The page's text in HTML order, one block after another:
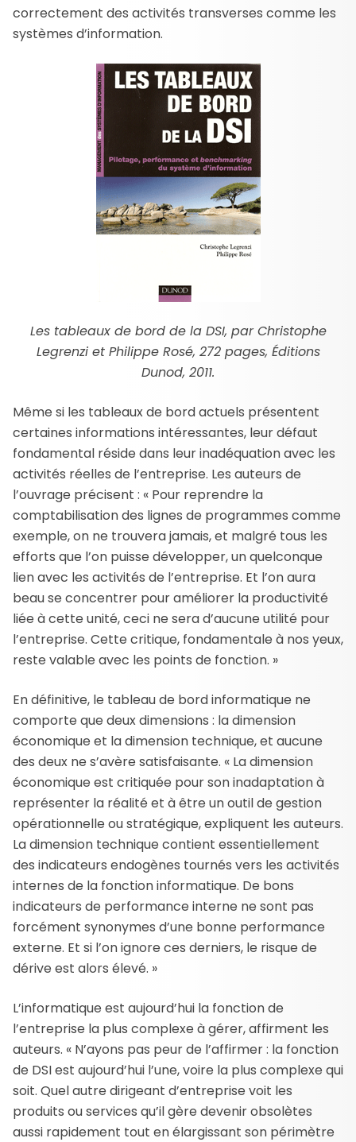
correctement des activités transverses comme les
systèmes d’information.
Les tableaux de bord de la DSI, par Christophe
Legrenzi et Philippe Rosé, 272 pages, Éditions
Dunod, 2011.
Même si les tableaux de bord actuels présentent
certaines informations intéressantes, leur défaut
fondamental réside dans leur inadéquation avec les
activités réelles de l’entreprise. Les auteurs de
l’ouvrage précisent : « Pour reprendre la
comptabilisation des lignes de programmes comme
exemple, on ne trouvera jamais, et malgré tous les
efforts que l’on puisse développer, un quelconque
lien avec les activités de l’entreprise. Et l’on aura
beau se concentrer pour améliorer la productivité
liée à cette unité, ceci ne sera d’aucune utilité pour
l’entreprise. Cette critique, fondamentale à nos yeux,
reste valable avec les points de fonction. »
En définitive, le tableau de bord informatique ne
comporte que deux dimensions : la dimension
économique et la dimension technique, et aucune
des deux ne s’avère satisfaisante. « La dimension
économique est critiquée pour son inadaptation à
représenter la réalité et à être un outil de gestion
opérationnelle ou stratégique, expliquent les auteurs.
La dimension technique contient essentiellement
des indicateurs endogènes tournés vers les activités
internes de la fonction informatique. De bons
indicateurs de performance interne ne sont pas
forcément synonymes d’une bonne performance
externe. Et si l’on ignore ces derniers, le risque de
dérive est alors élevé. »
L’informatique est aujourd’hui la fonction de
l’entreprise la plus complexe à gérer, affirment les
auteurs. « N’ayons pas peur de l’affirmer : la fonction
de DSI est aujourd’hui l’une, voire la plus complexe qui
soit. Quel autre dirigeant d’entreprise voit les
produits ou services qu’il gère devenir obsolètes
aussi rapidement tout en élargissant son périmètre